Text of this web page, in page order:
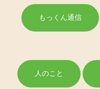
もっくん通信
人のこと